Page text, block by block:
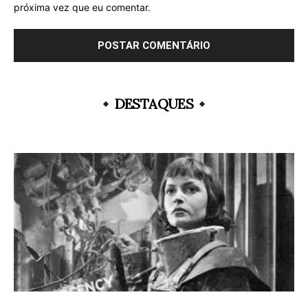
próxima vez que eu comentar.
DESTAQUES